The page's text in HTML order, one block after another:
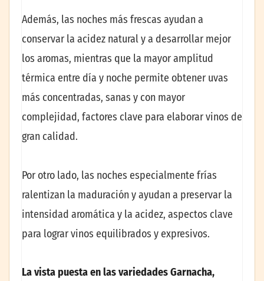
Además, las noches más frescas ayudan a
conservar la acidez natural y a desarrollar mejor
los aromas, mientras que la mayor amplitud
térmica entre día y noche permite obtener uvas
más concentradas, sanas y con mayor
complejidad, factores clave para elaborar vinos de
gran calidad.
Por otro lado, las noches especialmente frías
ralentizan la maduración y ayudan a preservar la
intensidad aromática y la acidez, aspectos clave
para lograr vinos equilibrados y expresivos.
La vista puesta en las variedades Garnacha,